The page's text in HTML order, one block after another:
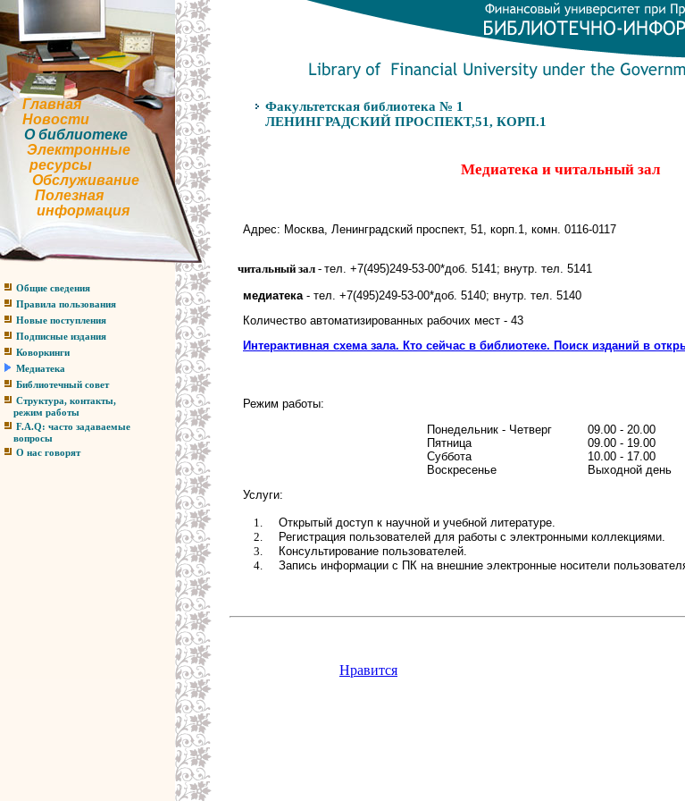
Главная
Новости
О библиотеке
Электронные
ресурсы
Обслуживание
Полезная
информация
Общие сведения
Правила пользования
Новые поступления
Подписные издания
Коворкинги
Медиатека
Библиотечный совет
Структура, контакты,
режим работы
F.A.Q: часто задаваемые
вопросы
О нас говорят
Факультетская библиотека № 1
ЛЕНИНГРАДСКИЙ ПРОСПЕКТ,51, КОРП.1
Медиатека и читальный зал
Адрес: Москва, Ленинградский проспект, 51, корп.1, комн. 0116-0117
читальный зал - тел. +7(495)249-53-00*доб. 5141; внутр. тел. 5141
медиатека - тел. +7(495)249-53-00*доб. 5140; внутр. тел. 5140
Количество автоматизированных рабочих мест - 43
Интерактивная схема зала. Кто сейчас в библиотеке. Поиск изданий в
Режим работы:
Понедельник - Четверг
09.00 - 20.00
Пятница
09.00 - 19.00
Суббота
10.00 - 17.00
Воскресенье
Выходной день
Услуги:
Открытый доступ к научной и учебной литературе.
Регистрация пользователей для работы с электронными коллекциями.
Консультирование пользователей.
Запись информации c ПК на внешние электронные носители
Нравится